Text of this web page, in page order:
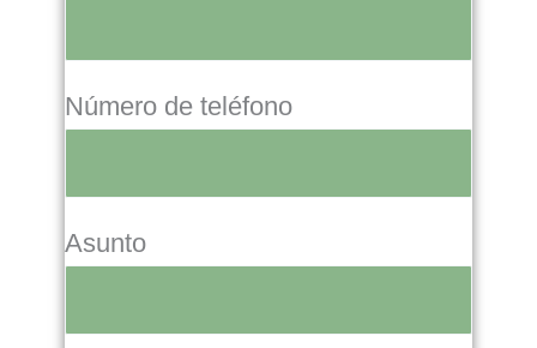
Número de teléfono
Asunto